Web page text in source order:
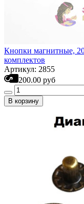
Кнопки магнитные,
комплектов
Артикул: 2855
200.00 руб
В корзину